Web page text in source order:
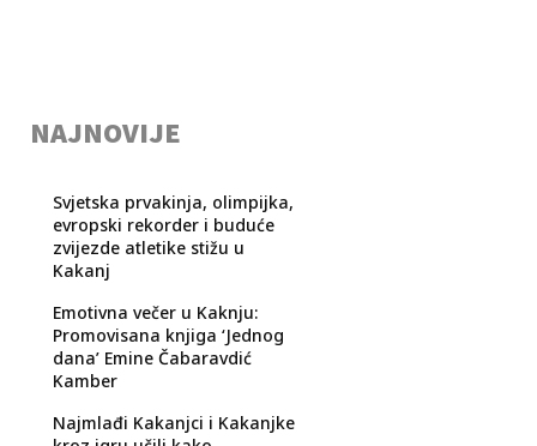
NAJNOVIJE
Svjetska prvakinja, olimpijka,
evropski rekorder i buduće
zvijezde atletike stižu u
Kakanj
Emotivna večer u Kaknju:
Promovisana knjiga ‘Jednog
dana’ Emine Čabaravdić
Kamber
Najmlađi Kakanjci i Kakanjke